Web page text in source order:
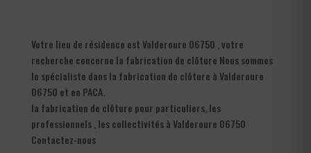
Votre lieu de résidence est Valderoure 06750 , votre
recherche concerne la fabrication de clôture Nous sommes
le spécialiste dans la fabrication de clôture à Valderoure
06750 et en PACA.
la fabrication de clôture pour particuliers, les
professionnels , les collectivités à Valderoure 06750
Contactez-nous